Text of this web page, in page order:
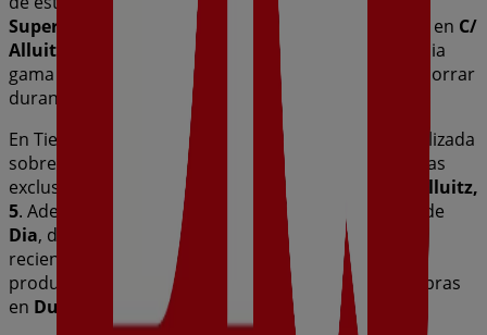
Supermercados
. Nuestra tienda física está ubicada en C/
Alluitz, 5
, y en ella encontrarás una amplia
gama de productos de calidad que te permitirán ahorrar
durante todo el
agosto de 2026
En Tiendeo te ofrecemos toda la información actualizada
sobre
, como los horarios de apertura, las ofertas
exclusivas y la ubicación exacta de la tienda en
C/ Alluitz,
5. Además, tendrás acceso a los últimos catálogos de
Dia, donde podrás descubrir las promociones más
recientes y aprovechar grandes descuentos en
productos de
Hiper-Supermercados
para tus compras
en Durango